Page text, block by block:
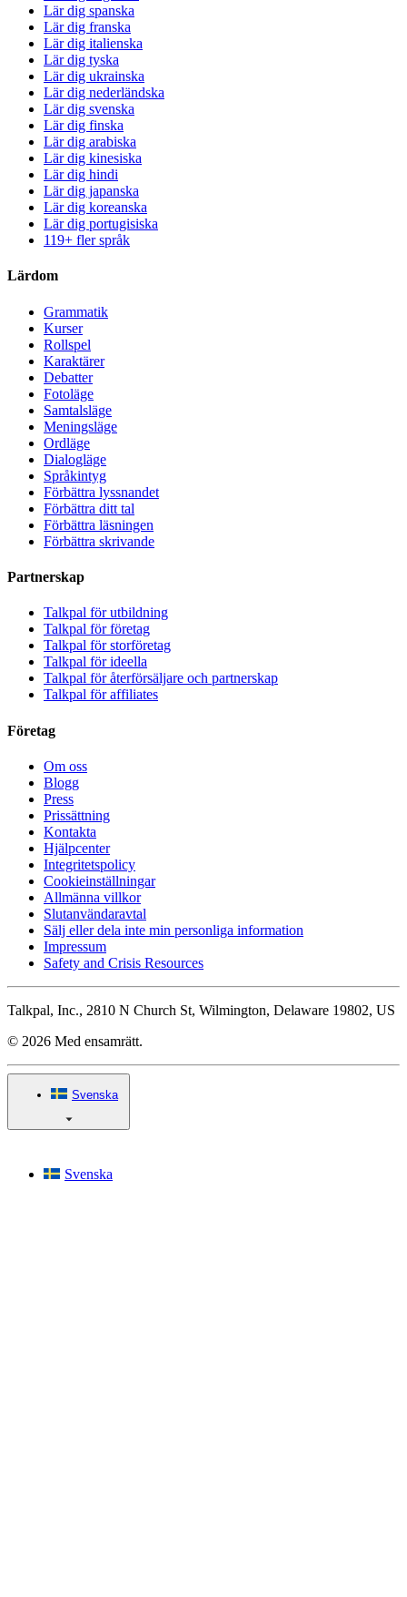
Lär dig spanska
Lär dig franska
Lär dig italienska
Lär dig tyska
Lär dig ukrainska
Lär dig nederländska
Lär dig svenska
Lär dig finska
Lär dig arabiska
Lär dig kinesiska
Lär dig hindi
Lär dig japanska
Lär dig koreanska
Lär dig portugisiska
119+ fler språk
Lärdom
Grammatik
Kurser
Rollspel
Karaktärer
Debatter
Fotoläge
Samtalsläge
Meningsläge
Ordläge
Dialogläge
Språkintyg
Förbättra lyssnandet
Förbättra ditt tal
Förbättra läsningen
Förbättra skrivande
Partnerskap
Talkpal för utbildning
Talkpal för företag
Talkpal för storföretag
Talkpal för ideella
Talkpal för återförsäljare och partnerskap
Talkpal för affiliates
Företag
Om oss
Blogg
Press
Prissättning
Kontakta
Hjälpcenter
Integritetspolicy
Cookieinställningar
Allmänna villkor
Slutanvändaravtal
Sälj eller dela inte min personliga information
Impressum
Safety and Crisis Resources
Talkpal, Inc., 2810 N Church St, Wilmington, Delaware 19802, US
© 2026 Med ensamrätt.
Svenska
Svenska